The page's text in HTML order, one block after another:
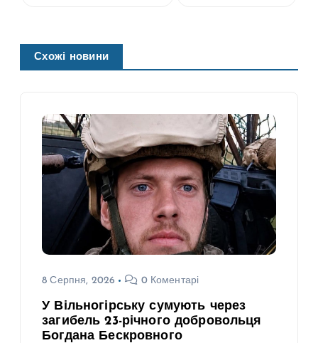
Схожі новини
8 Серпня, 2026 0 Коментарі
У Вільногірську сумують через
загибель 23-річного добровольця
Богдана Бескровного